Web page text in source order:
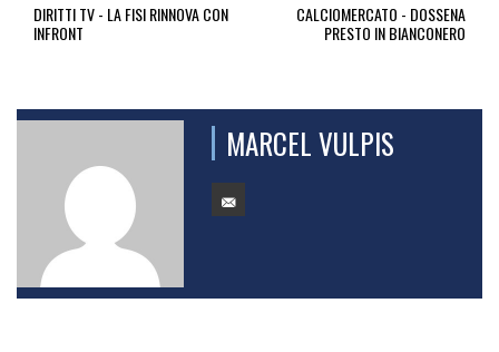
DIRITTI TV - LA FISI RINNOVA CON
INFRONT
CALCIOMERCATO - DOSSENA
PRESTO IN BIANCONERO
MARCEL VULPIS